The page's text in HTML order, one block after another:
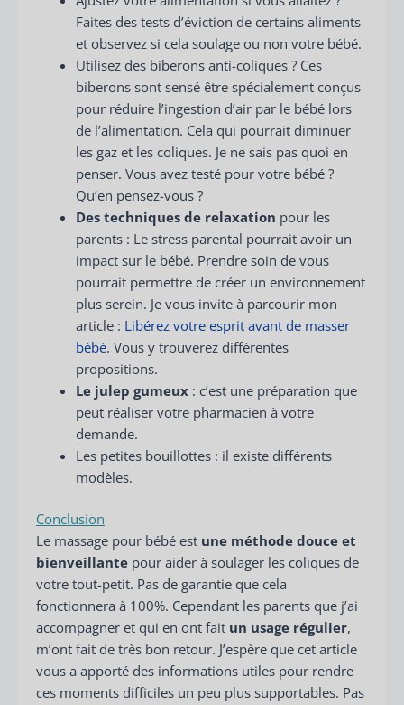
Faites des tests d’éviction de certains aliments
et observez si cela soulage ou non votre bébé.
Utilisez des biberons anti-coliques ? Ces
biberons sont sensé être spécialement conçus
pour réduire l’ingestion d’air par le bébé lors
de l’alimentation. Cela qui pourrait diminuer
les gaz et les coliques. Je ne sais pas quoi en
penser. Vous avez testé pour votre bébé ?
Qu’en pensez-vous ?
Des techniques de relaxation pour les
parents : Le stress parental pourrait avoir un
impact sur le bébé. Prendre soin de vous
pourrait permettre de créer un environnement
plus serein. Je vous invite à parcourir mon
article : Libérez votre esprit avant de masser
bébé. Vous y trouverez différentes
propositions.
Le julep gumeux: c’est une préparation que
peut réaliser votre pharmacien à votre
demande.
Les petites bouillottes : il existe différents
modèles.
Conclusion
Le massage pour bébé est une méthode douce et
bienveillante pour aider à soulager les coliques de
votre tout-petit. Pas de garantie que cela
fonctionnera à 100%. Cependant les parents que j’ai
accompagner et qui en ont fait un usage régulier,
m’ont fait de très bon retour. J’espère que cet article
vous a apporté des informations utiles pour rendre
ces moments difficiles un peu plus supportables. Pas